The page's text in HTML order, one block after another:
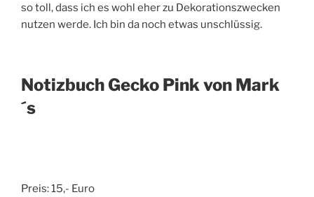
so toll, dass ich es wohl eher zu Dekorationszwecken
nutzen werde. Ich bin da noch etwas unschlüssig.
Notizbuch Gecko Pink von Mark
´s
Preis: 15,- Euro